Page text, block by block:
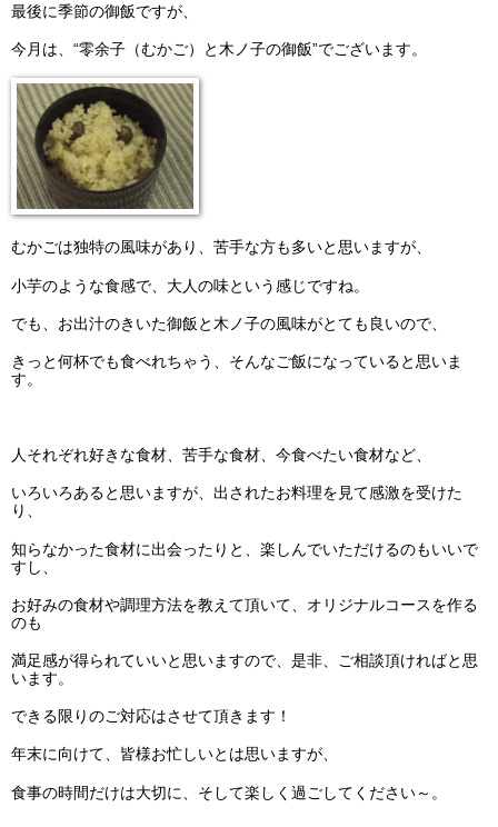
最後に季節の御飯ですが、
今月は、“零余子（むかご）と木ノ子の御飯”でございます。
むかごは独特の風味があり、苦手な方も多いと思いますが、
小芋のような食感で、大人の味という感じですね。
でも、お出汁のきいた御飯と木ノ子の風味がとても良いので、
きっと何杯でも食べれちゃう、そんなご飯になっていると思いま
す。
人それぞれ好きな食材、苦手な食材、今食べたい食材など、
いろいろあると思いますが、出されたお料理を見て感激を受けた
り、
知らなかった食材に出会ったりと、楽しんでいただけるのもいいで
すし、
お好みの食材や調理方法を教えて頂いて、オリジナルコースを作る
のも
満足感が得られていいと思いますので、是非、ご相談頂ければと思
います。
できる限りのご対応はさせて頂きます！
年末に向けて、皆様お忙しいとは思いますが、
食事の時間だけは大切に、そして楽しく過ごしてください～。